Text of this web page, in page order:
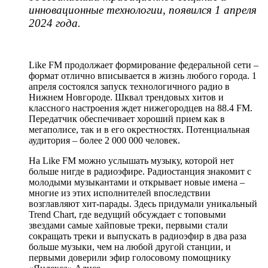
инновационные технологии, появился 1 апреля
2024 года.
Like FM продолжает формирование федеральной сети –
формат отлично вписывается в жизнь любого города. 1
апреля состоялся запуск технологичного радио в
Нижнем Новгороде. Шквал трендовых хитов и
классного настроения ждет нижегородцев на 88.4 FM.
Передатчик обеспечивает хороший прием как в
мегаполисе, так и в его окрестностях. Потенциальная
аудитория – более 2 000 000 человек.
На Like FM можно услышать музыку, которой нет
больше нигде в радиоэфире. Радиостанция знакомит с
молодыми музыкантами и открывает новые имена –
многие из этих исполнителей впоследствии
возглавляют хит-парады. Здесь придумали уникальный
Trend Chart, где ведущий обсуждает с топовыми
звездами самые хайповые треки, первыми стали
сокращать треки и выпускать в радиоэфир в два раза
больше музыки, чем на любой другой станции, и
первыми доверили эфир голосовому помощнику